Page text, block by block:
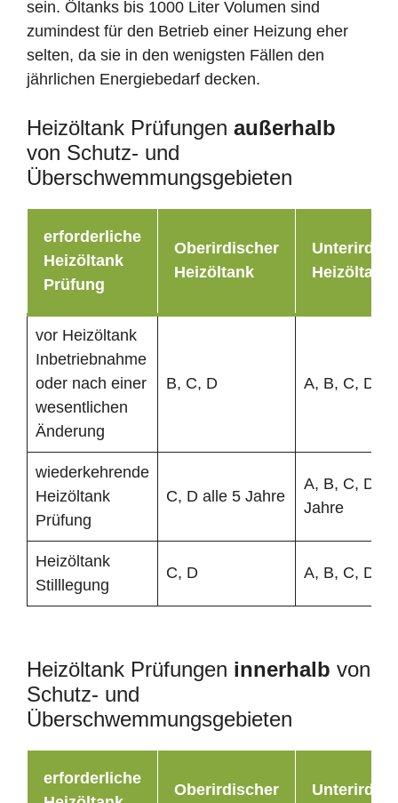
sein. Öltanks bis 1000 Liter Volumen sind
zumindest für den Betrieb einer Heizung eher
selten, da sie in den wenigsten Fällen den
jährlichen Energiebedarf decken.
Heizöltank Prüfungen außerhalb
von Schutz- und
Überschwemmungsgebieten
erforderliche
Heizöltank
Prüfung
Oberirdischer
Heizöltank
Heizöltank
vor Heizöltank
Inbetriebnahme
oder nach einer
wesentlichen
Änderung
B, C, D A, B, C, D
wiederkehrende
Heizöltank
Prüfung
C, D alle 5 Jahre
A, B, C, D
Jahre
Heizöltank
Stilllegung
C, D A, B, C, D
Heizöltank Prüfungen innerhalb von
Schutz- und
Überschwemmungsgebieten
erforderliche
Oberirdischer